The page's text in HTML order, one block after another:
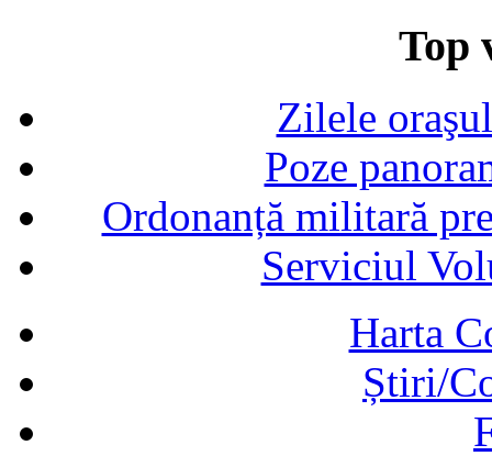
Top
Zilele
Poze
Ordonanță militară
Serviciul
Harta
Știri/